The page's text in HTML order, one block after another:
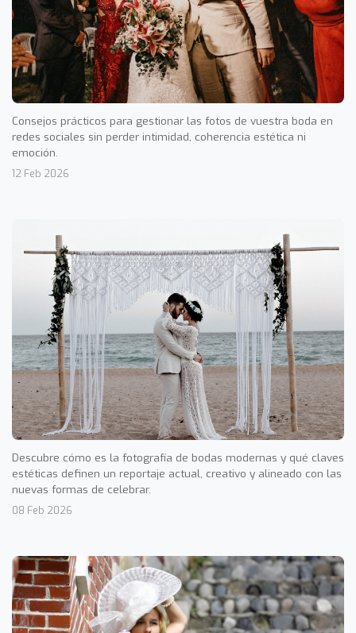
Consejos prácticos para gestionar las fotos de vuestra boda en
redes sociales sin perder intimidad, coherencia estética ni
emoción.
12 Feb 2026
Descubre cómo es la fotografía de bodas modernas y qué claves
estéticas definen un reportaje actual, creativo y alineado con las
nuevas formas de celebrar.
08 Feb 2026